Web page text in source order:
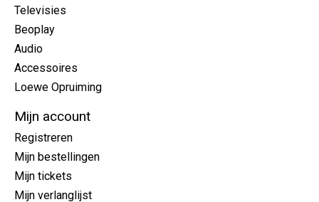
Televisies
Beoplay
Audio
Accessoires
Loewe Opruiming
Mijn account
Registreren
Mijn bestellingen
Mijn tickets
Mijn verlanglijst